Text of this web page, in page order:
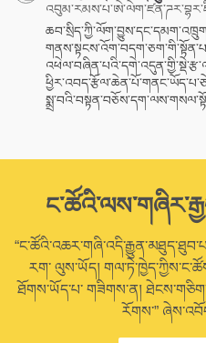
རག་ ལུས་ཡོད།
ཐོགས་ཡོད་པ་ གཟིགས་ན།
རོགས་”